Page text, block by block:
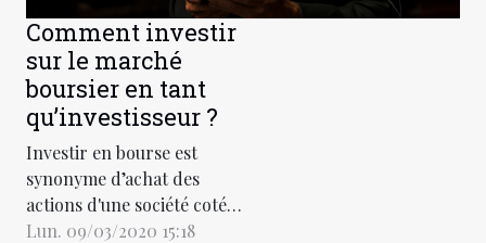
Comment investir
sur le marché
boursier en tant
qu’investisseur ?
Investir en bourse est
synonyme d’achat des
actions d'une société cotée,
c'est-à-dire acquérir des
Lun. 09/03/2020 15:18